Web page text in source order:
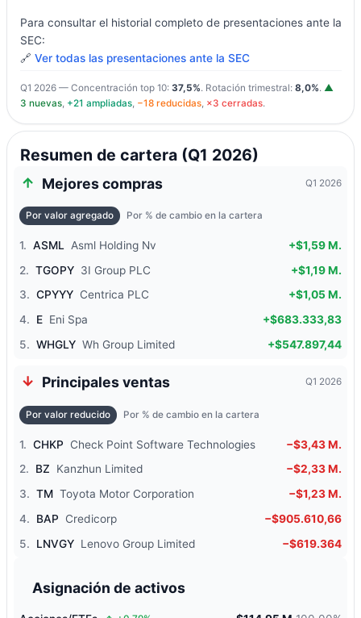
Para consultar el historial completo de presentaciones ante la
SEC:
🔗 Ver todas las presentaciones ante la SEC
Q1 2026 — Concentración top 10: 37,5%. Rotación trimestral: 8,0%. ▲
3 nuevas, +21 ampliadas, −18 reducidas, ×3 cerradas.
Resumen de cartera (Q1 2026)
Mejores compras Q1 2026
Por valor agregado Por % de cambio en la cartera
1. ASML Asml Holding Nv
+$1,59 M.
2. TGOPY 3I Group PLC
+$1,19 M.
3. CPYYY Centrica PLC
+$1,05 M.
4.
E Eni Spa
+$683.333,83
5. WHGLY Wh Group Limited +$547.897,44
Principales ventas Q1 2026
Por valor reducido Por % de cambio en la cartera
1. CHKP Check Point Software Technologies
−$3,43 M.
2.
BZ Kanzhun Limited
−$2,33 M.
3. TM Toyota Motor Corporation
−$1,23 M.
4.
BAP Credicorp
−$905.610,66
5.
LNVGY Lenovo Group Limited −$619.364
Asignación de activos